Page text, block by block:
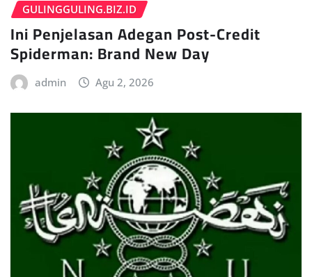
GULINGGULING.BIZ.ID
Ini Penjelasan Adegan Post-Credit
Spiderman: Brand New Day
admin Agu 2, 2026